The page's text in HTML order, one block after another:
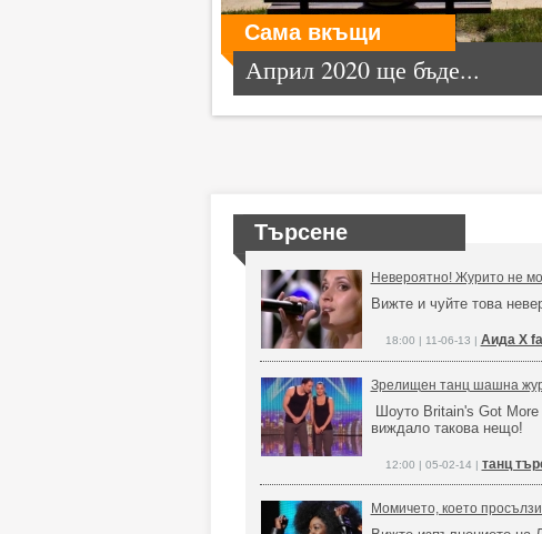
Сама вкъщи
Април 2020 ще бъде...
Търсене
Невероятно! Журито не
Вижте и чуйте това
18:00 | 11-06-13 | Аида X
Зрелищен танц шашна
Шоуто Britain's Got More
виждало такова нещо!
12:00 | 05-02-14 | танц
Момичето, което